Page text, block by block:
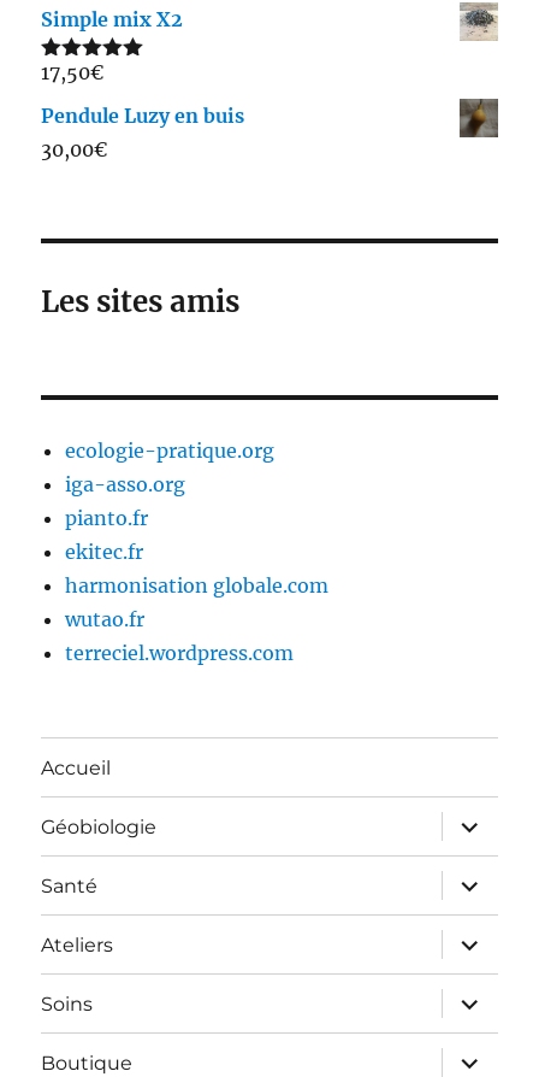
Simple mix X2
Note5.00
17,50€
Pendule Luzy en buis
30,00€
Les sites amis
ecologie-pratique.org
iga-asso.org
pianto.fr
ekitec.fr
harmonisation globale.com
wutao.fr
terreciel.wordpress.com
Accueil
Géobiologie
ouvrir
le
sous-
menu
Santé
ouvrir
le
sous-
menu
Ateliers
ouvrir
le
sous-
menu
Soins
ouvrir
le
sous-
menu
Boutique
ouvrir